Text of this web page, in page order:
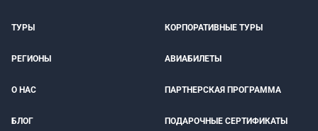
ТУРЫ КОРПОРАТИВНЫЕ ТУРЫ
РЕГИОНЫ АВИАБИЛЕТЫ
О НАС ПАРТНЕРСКАЯ ПРОГРАММА
БЛОГ ПОДАРОЧНЫЕ СЕРТИФИКАТЫ